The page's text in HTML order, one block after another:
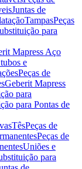
Juntas de
TampasPeças
para
Mapress Aço
e
Peças de
Geberit Mapress
para
para Pontas de
TêsPeças de
Peças de
Uniões e
para